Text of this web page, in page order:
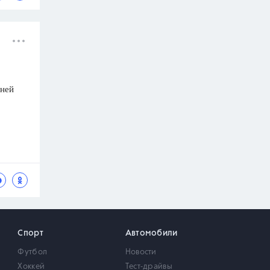
Спорт
Футбол
Хоккей
Автомобили
Новости
Тест-драйвы